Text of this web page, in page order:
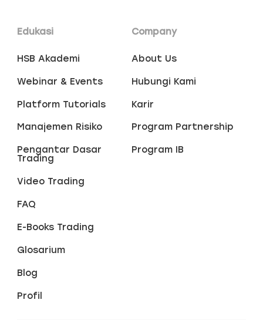
Edukasi
HSB Akademi
Webinar & Events
Platform Tutorials
Manajemen Risiko
Pengantar Dasar
Trading
Video Trading
FAQ
E-Books Trading
Glosarium
Blog
Profil
Company
About Us
Hubungi Kami
Karir
Program Partnership
Program IB